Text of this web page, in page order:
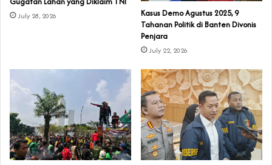
July 28, 2026
‎Kasus Demo Agustus 2025, 9
Tahanan Politik di Banten Divonis
Penjara
July 22, 2026